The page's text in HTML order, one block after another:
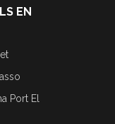
EN
Port El